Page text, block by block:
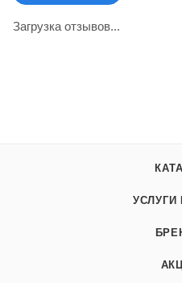
Загрузка отзывов...
УСЛУГИ